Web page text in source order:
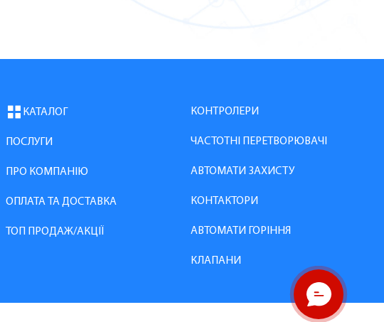
КАТАЛОГ
ПОСЛУГИ
ПРО КОМПАНІЮ
ОПЛАТА ТА ДОСТАВКА
ТОП ПРОДАЖ/АКЦІЇ
КОНТРОЛЕРИ
ЧАСТОТНІ ПЕРЕТВОРЮВАЧІ
АВТОМАТИ ЗАХИСТУ
КОНТАКТОРИ
АВТОМАТИ ГОРІННЯ
КЛАПАНИ